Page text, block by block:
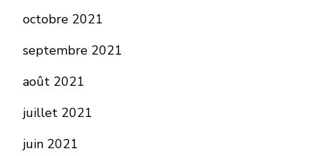
octobre 2021
septembre 2021
août 2021
juillet 2021
juin 2021